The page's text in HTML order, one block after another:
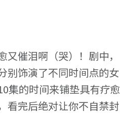
又催泪啊（哭）！剧中，
别饰演了不同时间点的女
集的时间来铺垫具有疗愈
看完后绝对让你不自禁封